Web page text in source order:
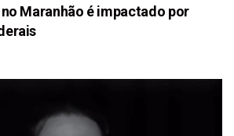
Maranhão é impactado por